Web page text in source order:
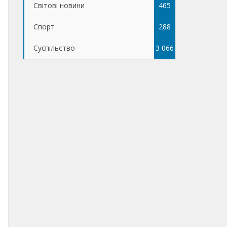
Світові новини 465
Спорт 288
Суспільство 3 066